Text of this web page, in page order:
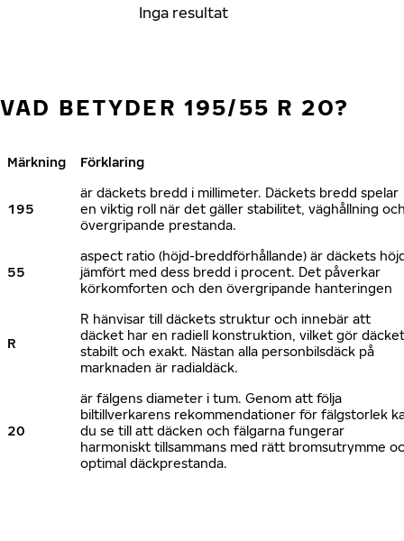
Inga resultat
VAD BETYDER 195/55 R 20?
Märkning Förklaring
195
är däckets bredd i millimeter. Däckets bredd spelar
en viktig roll när det gäller stabilitet, väghållning
övergripande prestanda.
55
aspect ratio (höjd-breddförhållande) är däckets
jämfört med dess bredd i procent. Det påverkar
körkomforten och den övergripande hanteringen
R
R hänvisar till däckets struktur och innebär att
däcket har en radiell konstruktion, vilket gör däcket
stabilt och exakt. Nästan alla personbilsdäck på
marknaden är radialdäck.
20
är fälgens diameter i tum. Genom att följa
biltillverkarens rekommendationer för fälgstorlek
du se till att däcken och fälgarna fungerar
harmoniskt tillsammans med rätt bromsutrymme
optimal däckprestanda.